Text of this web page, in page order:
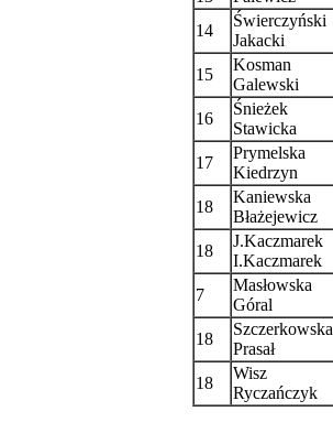
14
Świerczyński
Jakacki
15
Kosman
Galewski
16
Śnieżek
Stawicka
17
Prymelska
Kiedrzyn
18
Kaniewska
Błażejewicz
18
J.Kaczmarek
I.Kaczmarek
7
Masłowska
Góral
18
Szczerkowska
Prasał
18
Wisz
Ryczańczyk